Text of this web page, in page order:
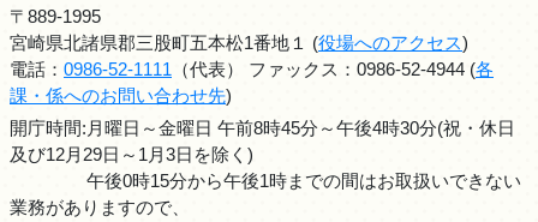
〒889-1995
宮崎県北諸県郡三股町五本松1番地１ (役場へのアクセス)
電話： 0986-52-1111 （代表） ファックス：0986-52-4944 (各
課・係へのお問い合わせ先)
開庁時間:月曜日～金曜日 午前8時45分～午後4時30分(祝・休日
及び12月29日～1月3日を除く)
午後0時15分から午後1時までの間はお取扱いできない
業務がありますので、